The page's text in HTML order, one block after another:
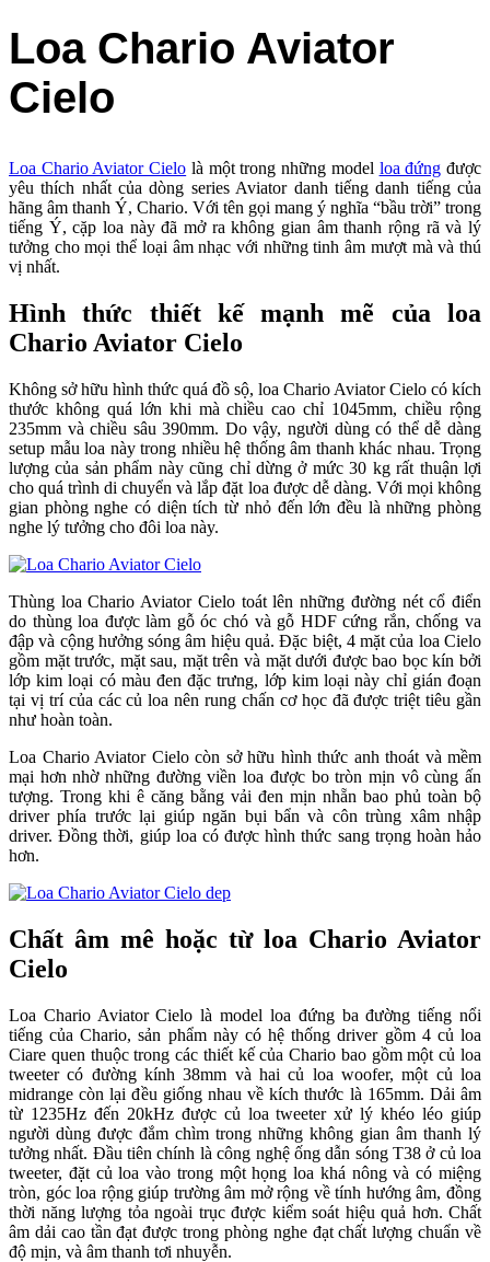
Loa Chario Aviator
Cielo
Loa Chario Aviator Cielo là một trong những model loa đứng được
yêu thích nhất của dòng series Aviator danh tiếng danh tiếng của
hãng âm thanh Ý, Chario. Với tên gọi mang ý nghĩa “bầu trời” trong
tiếng Ý, cặp loa này đã mở ra không gian âm thanh rộng rã và lý
tưởng cho mọi thể loại âm nhạc với những tinh âm mượt mà và thú
vị nhất.
Hình thức thiết kế mạnh mẽ của loa
Chario Aviator Cielo
Không sở hữu hình thức quá đồ sộ, loa Chario Aviator Cielo có kích
thước không quá lớn khi mà chiều cao chỉ 1045mm, chiều rộng
235mm và chiều sâu 390mm. Do vậy, người dùng có thể dễ dàng
setup mẫu loa này trong nhiều hệ thống âm thanh khác nhau. Trọng
lượng của sản phẩm này cũng chỉ dừng ở mức 30 kg rất thuận lợi
cho quá trình di chuyển và lắp đặt loa được dễ dàng. Với mọi không
gian phòng nghe có diện tích từ nhỏ đến lớn đều là những phòng
nghe lý tưởng cho đôi loa này.
Thùng loa Chario Aviator Cielo toát lên những đường nét cổ điển
do thùng loa được làm gỗ óc chó và gỗ HDF cứng rắn, chống va
đập và cộng hưởng sóng âm hiệu quả. Đặc biệt, 4 mặt của loa Cielo
gồm mặt trước, mặt sau, mặt trên và mặt dưới được bao bọc kín bởi
lớp kim loại có màu đen đặc trưng, lớp kim loại này chỉ gián đoạn
tại vị trí của các củ loa nên rung chấn cơ học đã được triệt tiêu gần
như hoàn toàn.
Loa Chario Aviator Cielo còn sở hữu hình thức anh thoát và mềm
mại hơn nhờ những đường viền loa được bo tròn mịn vô cùng ấn
tượng. Trong khi ê căng bằng vải đen mịn nhẵn bao phủ toàn bộ
driver phía trước lại giúp ngăn bụi bẩn và côn trùng xâm nhập
driver. Đồng thời, giúp loa có được hình thức sang trọng hoàn hảo
hơn.
Chất âm mê hoặc từ loa Chario Aviator
Cielo
Loa Chario Aviator Cielo là model loa đứng ba đường tiếng nổi
tiếng của Chario, sản phẩm này có hệ thống driver gồm 4 củ loa
Ciare quen thuộc trong các thiết kế của Chario bao gồm một củ loa
tweeter có đường kính 38mm và hai củ loa woofer, một củ loa
midrange còn lại đều giống nhau về kích thước là 165mm. Dải âm
từ 1235Hz đến 20kHz được củ loa tweeter xử lý khéo léo giúp
người dùng được đắm chìm trong những không gian âm thanh lý
tưởng nhất. Đầu tiên chính là công nghệ ống dẫn sóng T38 ở củ loa
tweeter, đặt củ loa vào trong một họng loa khá nông và có miệng
tròn, góc loa rộng giúp trường âm mở rộng về tính hướng âm, đồng
thời năng lượng tỏa ngoài trục được kiểm soát hiệu quả hơn. Chất
âm dải cao tần đạt được trong phòng nghe đạt chất lượng chuẩn về
độ mịn, và âm thanh tơi nhuyễn.